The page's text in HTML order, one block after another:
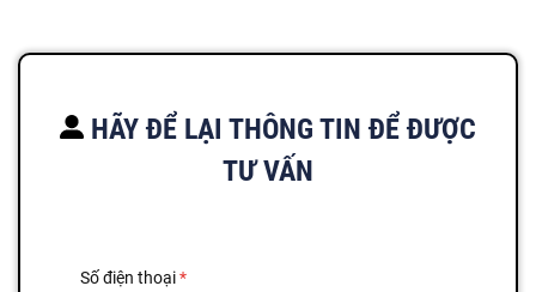
HÃY ĐỂ LẠI THÔNG TIN ĐỂ ĐƯỢC
TƯ VẤN